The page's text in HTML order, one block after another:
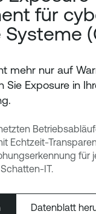
für
mehr nur auf
Sie Exposure in
Echtzeit-
für
IT.
Datenblatt